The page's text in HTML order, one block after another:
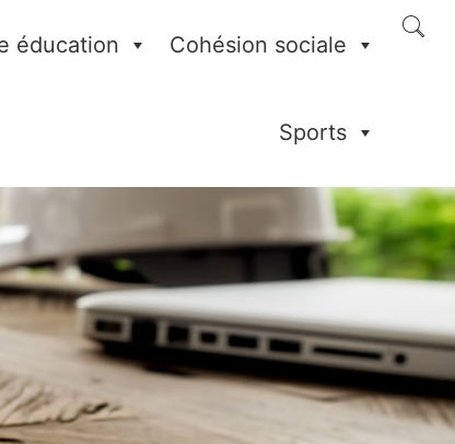
éducation Cohésion sociale
Sports